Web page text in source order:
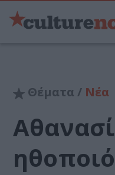
Θέματα / Νέα